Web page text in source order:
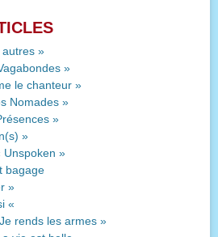
autres »
»
le chanteur »
Nomades »
»
»
Unspoken »
bagage
»
«
rends les armes »